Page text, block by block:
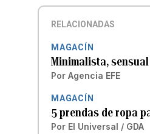
RELACIONADAS
MAGACÍN
Minimalista,
Por Agencia EFE
MAGACÍN
5 prendas de ropa
Por El Universal / GDA